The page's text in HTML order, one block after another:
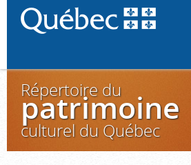
Répertoire du
patrimoine
culturel du Québec